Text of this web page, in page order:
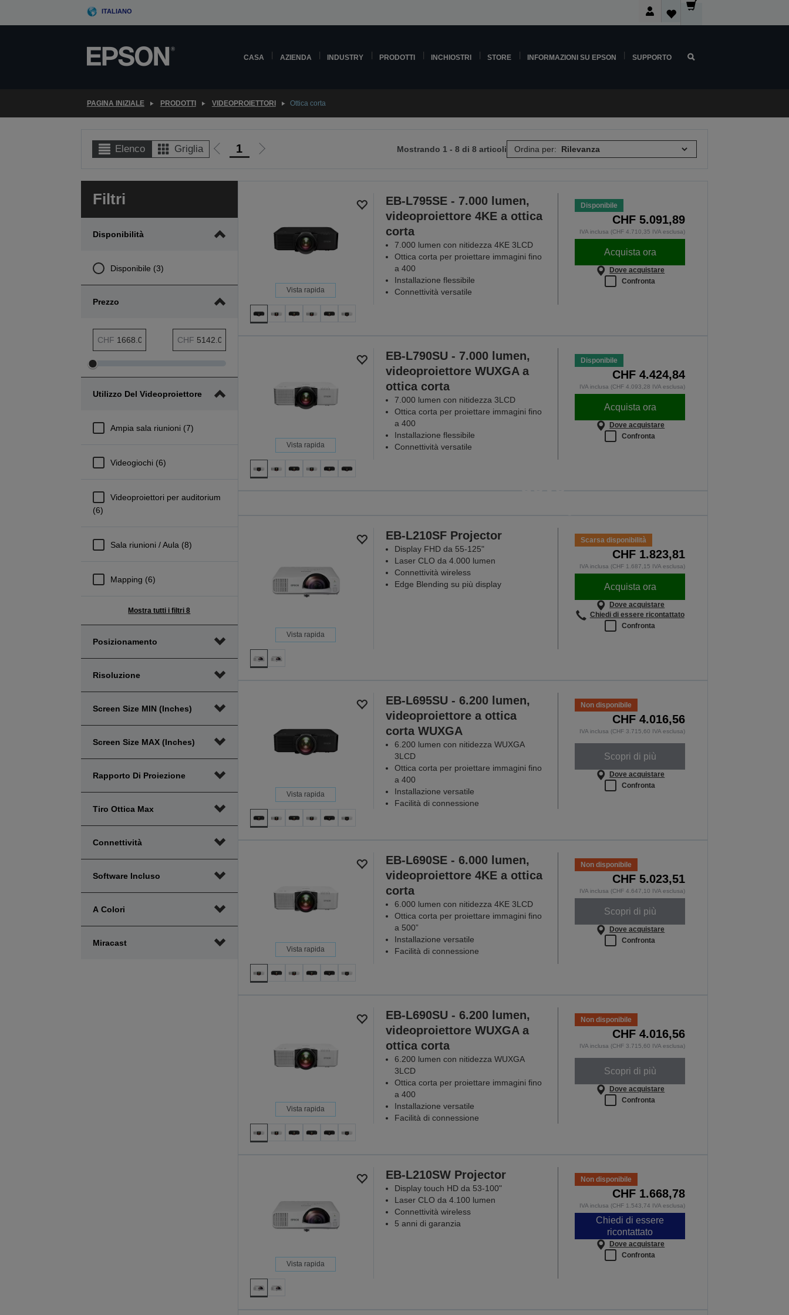
ITALIANO
CASA AZIENDA INDUSTRY PRODOTTI INCHIOSTRI STORE INFORMAZIONI SU EPSON SUPPORTO
PAGINA INIZIALE PRODOTTI VIDEOPROIETTORI Ottica corta
Elenco Griglia
Vai
pagina
1
Vai
Mostrando 1 - 8 di 8 articoli Ordina per:
Filtri
Disponibilità
Disponibile (3)
Prezzo
Intervallo minimo Prezzo
CHF Intervallo massimo Prezzo
CHF
Modifica
minimo
Modifica
massimo
Utilizzo Del Videoproiettore
Ampia sala riunioni (7)
Videogiochi (6)
Videoproiettori per auditorium
(6)
Sala riunioni / Aula (8)
Mapping (6)
Mostra tutti i filtri 8
Posizionamento
Risoluzione
Screen Size MIN (inches)
Screen Size MAX (inches)
Rapporto Di Proiezione
Tiro Ottica Max
Connettività
Software Incluso
A Colori
Miracast
Vista rapida
EB-L795SE - 7.000 lumen,
videoproiettore 4KE a ottica
corta
7.000 lumen con nitidezza 4KE 3LCD
Ottica corta per proiettare immagini fino
a 400
Installazione flessibile
Connettività versatile
Disponibile
CHF 5.091,89
IVA inclusa (CHF 4.710,35 IVA esclusa)
Acquista ora
Dove acquistare
Confronta
Vista rapida
EB-L790SU - 7.000 lumen,
videoproiettore WUXGA a
ottica corta
7.000 lumen con nitidezza 3LCD
Ottica corta per proiettare immagini fino
a 400
Installazione flessibile
Connettività versatile
Disponibile
CHF 4.424,84
IVA inclusa (CHF 4.093,28 IVA esclusa)
Acquista ora
Dove acquistare
Confronta
Videoproiettori che funzionano
Perché ogni lezione è importante
Vista rapida
EB-L210SF Projector
Display FHD da 55-125"
Laser CLO da 4.000 lumen
Connettività wireless
Edge Blending su più display
Scarsa disponibilità
CHF 1.823,81
IVA inclusa (CHF 1.687,15 IVA esclusa)
Acquista ora
Dove acquistare
Chiedi di essere ricontattato
Confronta
Vista rapida
EB-L695SU - 6.200 lumen,
videoproiettore a ottica
corta WUXGA
6.200 lumen con nitidezza WUXGA
3LCD
Ottica corta per proiettare immagini fino
a 400
Installazione versatile
Facilità di connessione
Non disponibile
CHF 4.016,56
IVA inclusa (CHF 3.715,60 IVA esclusa)
Scopri di più
Dove acquistare
Confronta
Vista rapida
EB-L690SE - 6.000 lumen,
videoproiettore 4KE a ottica
corta
6.000 lumen con nitidezza 4KE 3LCD
Ottica corta per proiettare immagini fino
a 500”
Installazione versatile
Facilità di connessione
Non disponibile
CHF 5.023,51
IVA inclusa (CHF 4.647,10 IVA esclusa)
Scopri di più
Dove acquistare
Confronta
Vista rapida
EB-L690SU - 6.200 lumen,
videoproiettore WUXGA a
ottica corta
6.200 lumen con nitidezza WUXGA
3LCD
Ottica corta per proiettare immagini fino
a 400
Installazione versatile
Facilità di connessione
Non disponibile
CHF 4.016,56
IVA inclusa (CHF 3.715,60 IVA esclusa)
Scopri di più
Dove acquistare
Confronta
Vista rapida
EB-L210SW Projector
Display touch HD da 53-100"
Laser CLO da 4.100 lumen
Connettività wireless
5 anni di garanzia
Non disponibile
CHF 1.668,78
IVA inclusa (CHF 1.543,74 IVA esclusa)
Chiedi di essere
ricontattato
Dove acquistare
Confronta